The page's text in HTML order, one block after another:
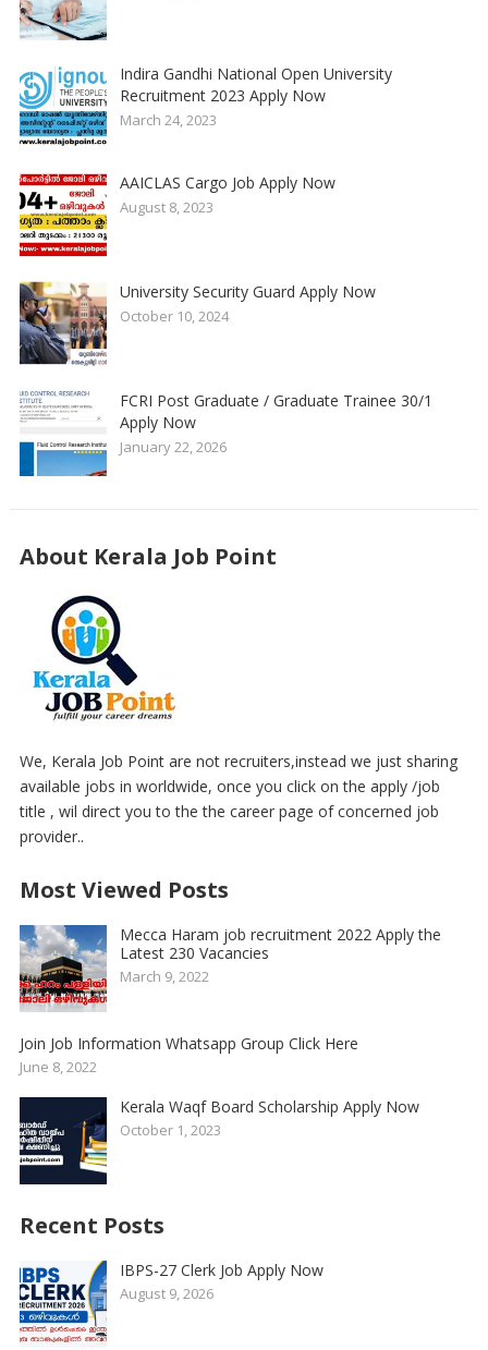
Indira Gandhi National Open University
Recruitment 2023 Apply Now
March 24, 2023
AAICLAS Cargo Job Apply Now
August 8, 2023
University Security Guard Apply Now
October 10, 2024
FCRI Post Graduate / Graduate Trainee 30/1
Apply Now
January 22, 2026
About Kerala Job Point
We, Kerala Job Point are not recruiters,instead we just sharing
available jobs in worldwide, once you click on the apply /job
title , wil direct you to the the career page of concerned job
provider..
Most Viewed Posts
Mecca Haram job recruitment 2022 Apply the
Latest 230 Vacancies
March 9, 2022
Join Job Information Whatsapp Group Click Here
June 8, 2022
Kerala Waqf Board Scholarship Apply Now
October 1, 2023
Recent Posts
IBPS-27 Clerk Job Apply Now
August 9, 2026